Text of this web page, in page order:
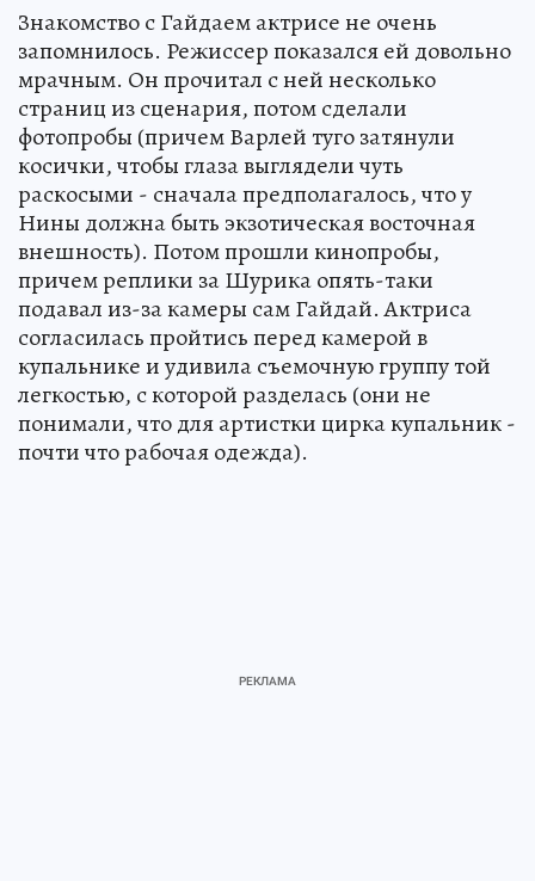
Знакомство с Гайдаем актрисе не очень
запомнилось. Режиссер показался ей довольно
мрачным. Он прочитал с ней несколько
страниц из сценария, потом сделали
фотопробы (причем Варлей туго затянули
косички, чтобы глаза выглядели чуть
раскосыми - сначала предполагалось, что у
Нины должна быть экзотическая восточная
внешность). Потом прошли кинопробы,
причем реплики за Шурика опять-таки
подавал из-за камеры сам Гайдай. Актриса
согласилась пройтись перед камерой в
купальнике и удивила съемочную группу той
легкостью, с которой разделась (они не
понимали, что для артистки цирка купальник -
почти что рабочая одежда).